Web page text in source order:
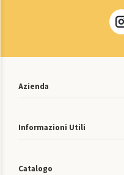
Azienda
Informazioni Utili
Catalogo